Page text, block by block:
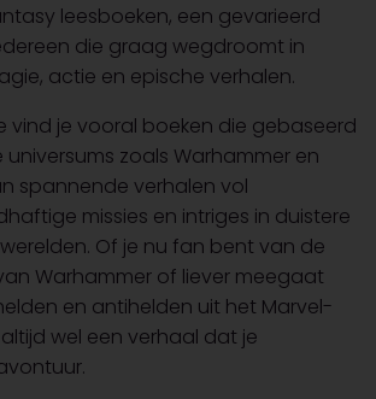
leesboeken, een gevarieerd
die graag wegdroomt in
actie en epische verhalen.
vind je vooral boeken die gebaseerd
universums zoals Warhammer en
spannende verhalen vol
missies en intriges in duistere
Of je nu fan bent van de
Warhammer of liever meegaat
en antihelden uit het Marvel-
wel een verhaal dat je